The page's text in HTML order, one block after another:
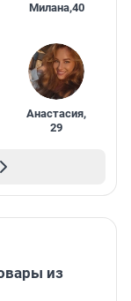
Милана,40
Анастасия,
29
из